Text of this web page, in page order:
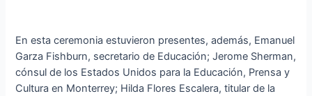
En esta ceremonia estuvieron presentes, además, Emanuel
Garza Fishburn, secretario de Educación; Jerome Sherman,
cónsul de los Estados Unidos para la Educación, Prensa y
Cultura en Monterrey; Hilda Flores Escalera, titular de la